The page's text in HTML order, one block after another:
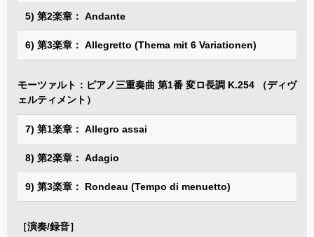
5) 第2楽章： Andante
6) 第3楽章： Allegretto (Thema mit 6 Variationen)
モーツァルト：ピアノ三重奏曲 第1番 変ロ長調 K.254 （ディヴ
ェルティメント）
7) 第1楽章： Allegro assai
8) 第2楽章： Adagio
9) 第3楽章： Rondeau (Tempo di menuetto)
［演奏/録音］